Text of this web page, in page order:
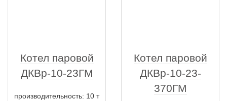
Котел паровой
ДКВр-10-23ГМ
производительность: 10 т
Котел паровой
ДКВр-10-23-
370ГМ